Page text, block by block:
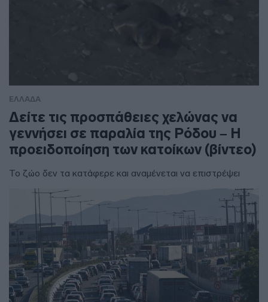
ΕΛΛΑΔΑ
Δείτε τις προσπάθειες χελώνας να
γεννήσει σε παραλία της Ρόδου – Η
προειδοποίηση των κατοίκων (βίντεο)
Το ζώο δεν τα κατάφερε και αναμένεται να επιστρέψει